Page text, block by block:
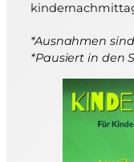
*Ausnahmen
*Pausiert in den